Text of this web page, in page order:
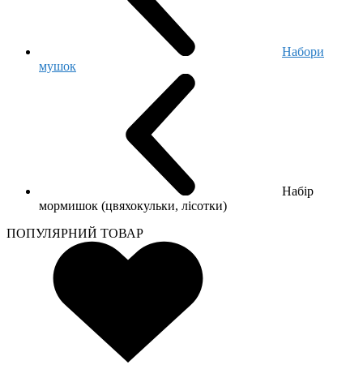
Набори
мушок
Набір
мормишок (цвяхокульки, лісотки)
ПОПУЛЯРНИЙ ТОВАР